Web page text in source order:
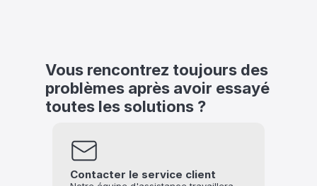
Vous rencontrez toujours des
problèmes après avoir essayé
toutes les solutions ?
Contacter le service client